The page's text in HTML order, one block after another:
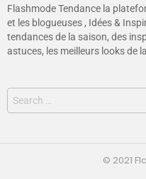
Flashmode Tendance la
et les blogueuses , Idées &
tendances de la saison, des
astuces, les meilleurs looks de
© 2021